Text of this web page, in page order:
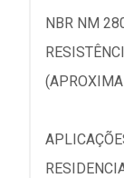
NBR NM